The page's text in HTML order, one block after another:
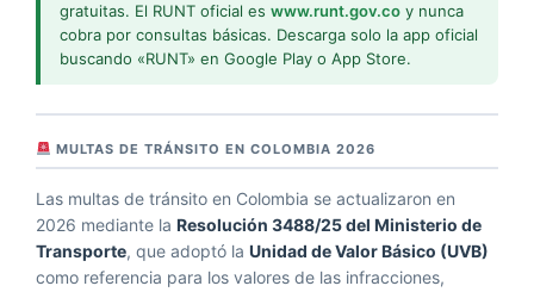
gratuitas. El RUNT oficial es www.runt.gov.co y nunca
cobra por consultas básicas. Descarga solo la app oficial
buscando «RUNT» en Google Play o App Store.
MULTAS DE TRÁNSITO EN COLOMBIA 2026
Las multas de tránsito en Colombia se actualizaron en
2026 mediante la Resolución 3488/25 del Ministerio de
Transporte, que adoptó la Unidad de Valor Básico (UVB)
como referencia para los valores de las infracciones,